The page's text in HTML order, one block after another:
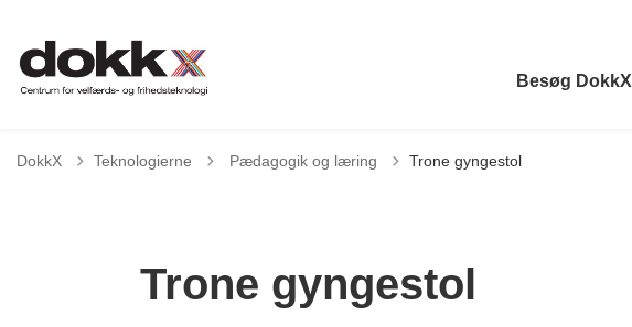
Besøg DokkX
DokkX Teknologierne Tilbage til
Pædagogik og læring Trone gyngestol
Trone gyngestol